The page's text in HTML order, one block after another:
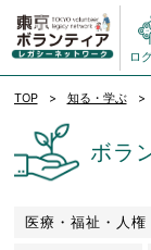
ロ
TOP 知る・学ぶ
ボラ
医療・福祉・人権